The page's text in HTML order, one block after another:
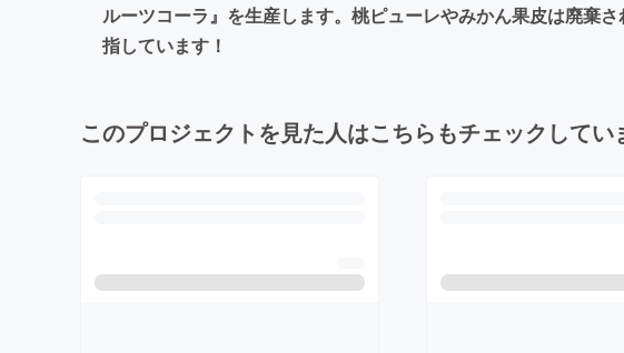
ルーツコーラ』を生産します。桃ピューレやみかん果皮は廃棄
指しています！
このプロジェクトを見た人はこちらもチェックしてい